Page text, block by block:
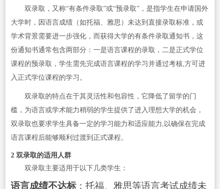
双录取，又称“有条件录取”或“预录取”，是指学生在申请国外
大学时，因语言成绩（如托福、雅思）未达到直接录取标准，或
学术背景需要进一步强化，而获得大学的有条件录取通知书，这
份通知书通常包含两部分：一是语言课程的录取，二是正式学位
课程的预录取，学生需先完成语言课程的学习并通过考核,方可进
入正式学位课程的学习。
双录取的特点在于其灵活性和包容性，它降低了留学的门
槛，为语言或学术能力稍弱的学生提供了进入理想大学的机会，
双录取也要求学生具备一定的学习能力和适应能力,以确保在完成
语言课程后能够顺利过渡到正式课程。
2 双录取的适用人群
双录取主要适用于以下几类学生：
语言成绩不达标：托福、雅思等语言考试成绩未